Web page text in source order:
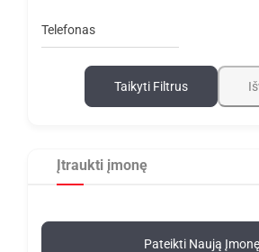
Telefonas
Taikyti Filtrus
Įtraukti įmonę
Pateikti Naują Įmonę